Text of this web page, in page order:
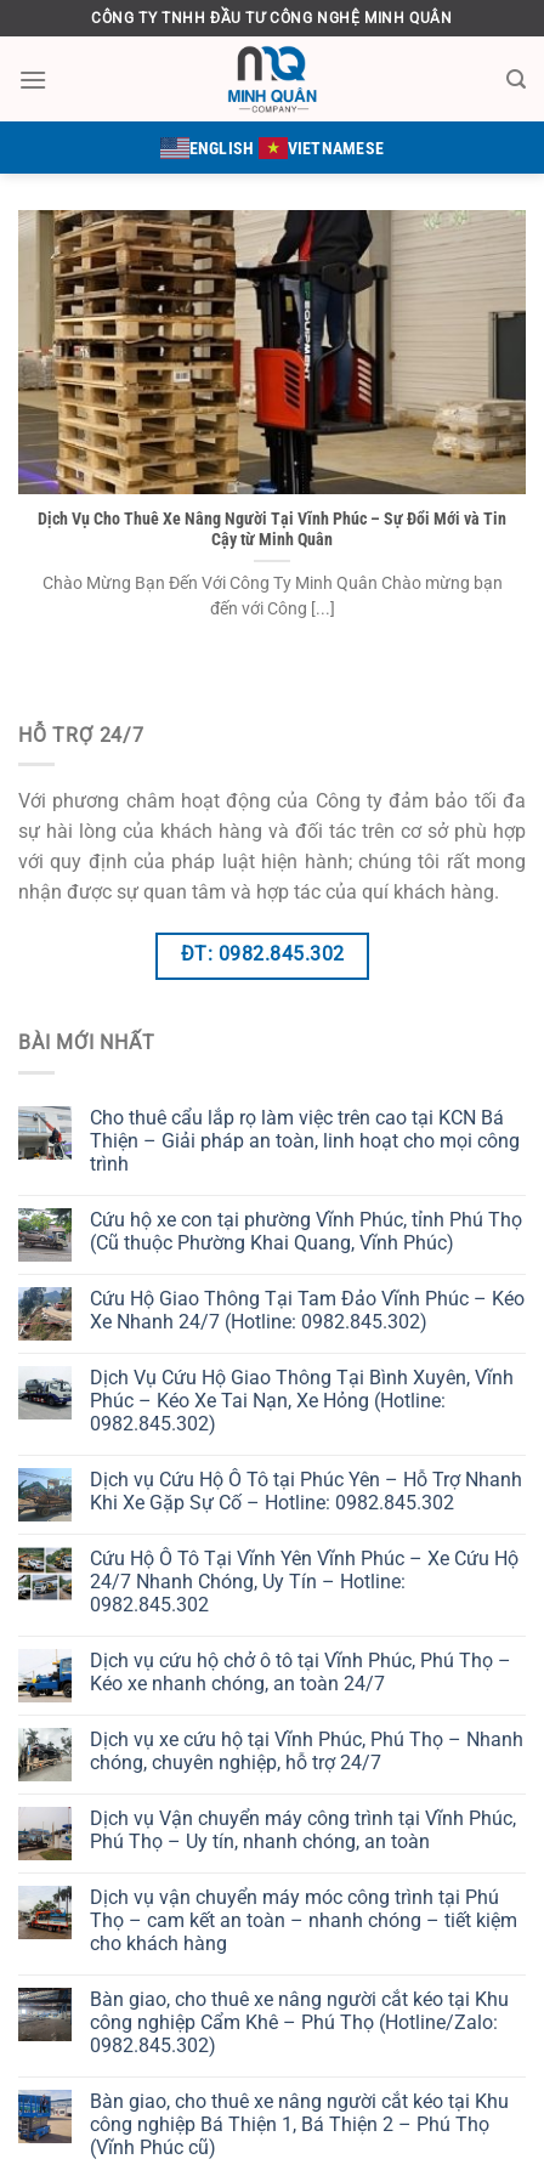
qua
nội
CÔNG TY TNHH ĐẦU TƯ CÔNG NGHỆ MINH QUÂN
ENGLISH VIETNAMESE
Dịch Vụ Cho Thuê Xe Nâng Người Tại Vĩnh Phúc – Sự Đổi Mới và Tin
Cậy từ Minh Quân
Chào Mừng Bạn Đến Với Công Ty Minh Quân Chào mừng bạn
đến với Công [...]
HỖ TRỢ 24/7
Với phương châm hoạt động của Công ty đảm bảo tối đa
sự hài lòng của khách hàng và đối tác trên cơ sở phù hợp
với quy định của pháp luật hiện hành; chúng tôi rất mong
nhận được sự quan tâm và hợp tác của quí khách hàng.
ĐT: 0982.845.302
BÀI MỚI NHẤT
Cho thuê cẩu lắp rọ làm việc trên cao tại KCN Bá
Thiện – Giải pháp an toàn, linh hoạt cho mọi công
trình
Cứu hộ xe con tại phường Vĩnh Phúc, tỉnh Phú Thọ
(Cũ thuộc Phường Khai Quang, Vĩnh Phúc)
Cứu Hộ Giao Thông Tại Tam Đảo Vĩnh Phúc – Kéo
Xe Nhanh 24/7 (Hotline: 0982.845.302)
Dịch Vụ Cứu Hộ Giao Thông Tại Bình Xuyên, Vĩnh
Phúc – Kéo Xe Tai Nạn, Xe Hỏng (Hotline:
0982.845.302)
Dịch vụ Cứu Hộ Ô Tô tại Phúc Yên – Hỗ Trợ Nhanh
Khi Xe Gặp Sự Cố – Hotline: 0982.845.302
Cứu Hộ Ô Tô Tại Vĩnh Yên Vĩnh Phúc – Xe Cứu Hộ
24/7 Nhanh Chóng, Uy Tín – Hotline:
0982.845.302
Dịch vụ cứu hộ chở ô tô tại Vĩnh Phúc, Phú Thọ –
Kéo xe nhanh chóng, an toàn 24/7
Dịch vụ xe cứu hộ tại Vĩnh Phúc, Phú Thọ – Nhanh
chóng, chuyên nghiệp, hỗ trợ 24/7
Dịch vụ Vận chuyển máy công trình tại Vĩnh Phúc,
Phú Thọ – Uy tín, nhanh chóng, an toàn
Dịch vụ vận chuyển máy móc công trình tại Phú
Thọ – cam kết an toàn – nhanh chóng – tiết kiệm
cho khách hàng
Bàn giao, cho thuê xe nâng người cắt kéo tại Khu
công nghiệp Cẩm Khê – Phú Thọ (Hotline/Zalo:
0982.845.302)
Bàn giao, cho thuê xe nâng người cắt kéo tại Khu
công nghiệp Bá Thiện 1, Bá Thiện 2 – Phú Thọ
(Vĩnh Phúc cũ)